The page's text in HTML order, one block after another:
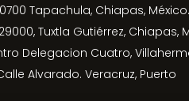
Tapachula, Chiapas, México.
Tuxtla Gutiérrez, Chiapas,
Delegacion Cuatro,
Alvarado. Veracruz, Puerto